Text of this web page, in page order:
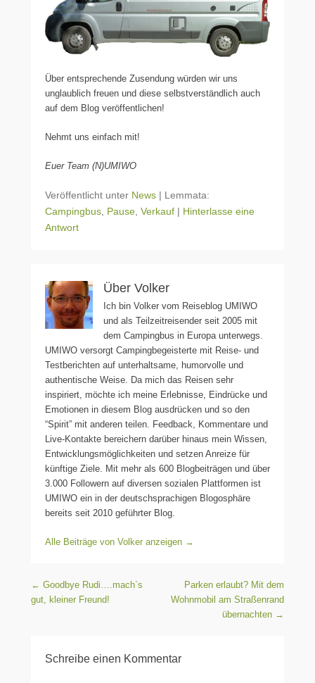
Über entsprechende Zusendung würden wir uns
unglaublich freuen und diese selbstverständlich auch
auf dem Blog veröffentlichen!
Nehmt uns einfach mit!
Euer Team (N)UMIWO
Veröffentlicht unter News | Lemmata:
Campingbus Pause Verkauf | Hinterlasse eine
Antwort
Über Volker
Ich bin Volker vom Reiseblog UMIWO
und als Teilzeitreisender seit 2005 mit
dem Campingbus in Europa unterwegs.
UMIWO versorgt Campingbegeisterte mit Reise- und
Testberichten auf unterhaltsame, humorvolle und
authentische Weise. Da mich das Reisen sehr
inspiriert, möchte ich meine Erlebnisse, Eindrücke und
Emotionen in diesem Blog ausdrücken und so den
“Spirit” mit anderen teilen. Feedback, Kommentare und
Live-Kontakte bereichern darüber hinaus mein Wissen,
Entwicklungsmöglichkeiten und setzen Anreize für
künftige Ziele. Mit mehr als 600 Blogbeiträgen und über
3.000 Followern auf diversen sozialen Plattformen ist
UMIWO ein in der deutschsprachigen Blogosphäre
bereits seit 2010 geführter Blog.
Alle Beiträge von Volker anzeigen →
Beitragsnavigation
← Goodbye Rudi….mach`s
gut, kleiner Freund!
Parken erlaubt? Mit dem
Wohnmobil am Straßenrand
übernachten →
Schreibe einen Kommentar